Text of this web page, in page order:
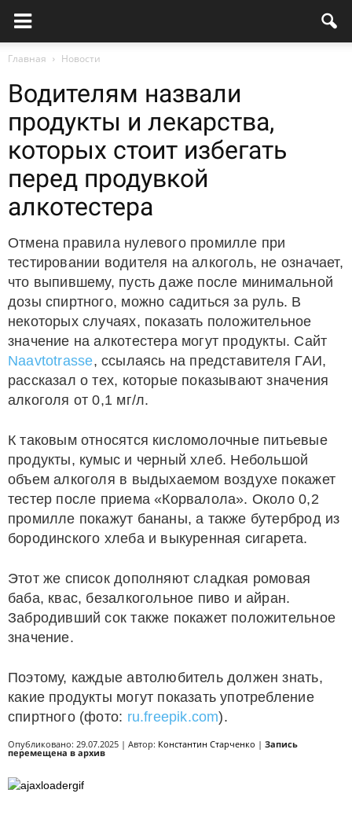
Главная Новости
Водителям назвали
продукты и лекарства,
которых стоит избегать
перед продувкой
алкотестера
Отмена правила нулевого промилле при
тестировании водителя на алкоголь, не означает,
что выпившему, пусть даже после минимальной
дозы спиртного, можно садиться за руль. В
некоторых случаях, показать положительное
значение на алкотестера могут продукты. Сайт
Naavtotrasse, ссылаясь на представителя ГАИ,
рассказал о тех, которые показывают значения
алкоголя от 0,1 мг/л.
К таковым относятся кисломолочные питьевые
продукты, кумыс и черный хлеб. Небольшой
объем алкоголя в выдыхаемом воздухе покажет
тестер после приема «Корвалола». Около 0,2
промилле покажут бананы, а также бутерброд из
бородинского хлеба и выкуренная сигарета.
Этот же список дополняют сладкая ромовая
баба, квас, безалкогольное пиво и айран.
Забродивший сок также покажет положительное
значение.
Поэтому, каждые автолюбитель должен знать,
какие продукты могут показать употребление
спиртного (фото: ru.freepik.com).
Опубликовано: 29.07.2025 | Автор: Константин Старченко | Запись
перемещена в архив